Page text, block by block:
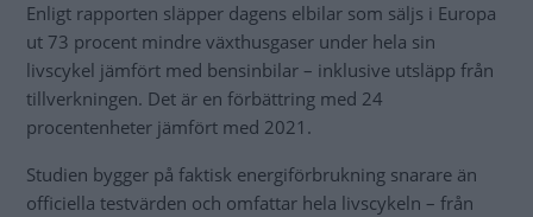
Enligt rapporten släpper dagens elbilar som säljs i Europa
ut 73 procent mindre växthusgaser under hela sin
livscykel jämfört med bensinbilar – inklusive utsläpp från
tillverkningen. Det är en förbättring med 24
procentenheter jämfört med 2021.
Studien bygger på faktisk energiförbrukning snarare än
officiella testvärden och omfattar hela livscykeln – från